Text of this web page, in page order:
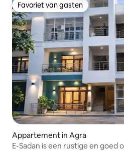
Favoriet van gasten
Favoriet van gasten
Appartement in Agra
E-Sadan is een rustige en goed